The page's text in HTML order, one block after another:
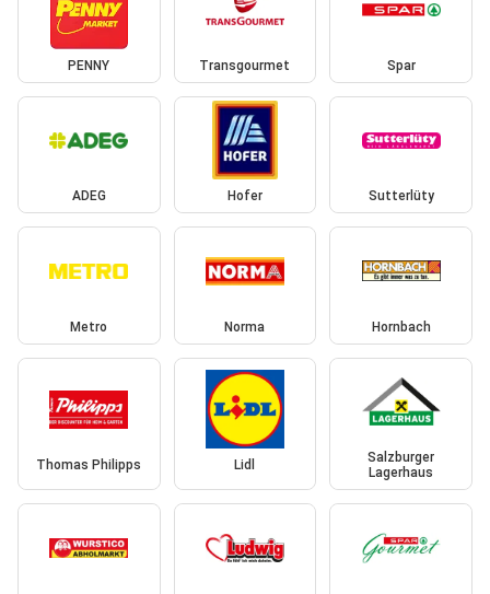
PENNY Transgourmet Spar
ADEG Hofer Sutterlüty
Metro Norma Hornbach
Thomas Philipps Lidl
Salzburger
Lagerhaus